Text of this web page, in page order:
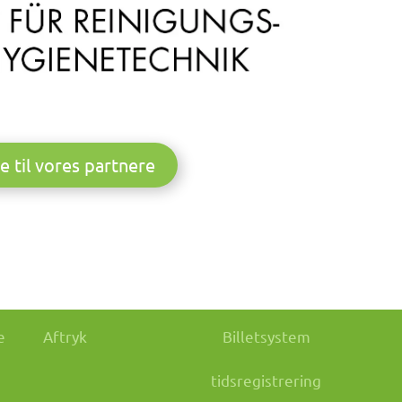
til vores partnere
Aftryk Billetsystem
tidsregistrering